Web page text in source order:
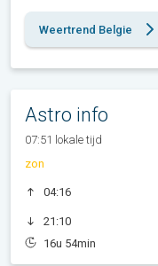
Weertrend Belgie
Astro info
07:51 lokale tijd
zon
04:16
21:10
16u 54min